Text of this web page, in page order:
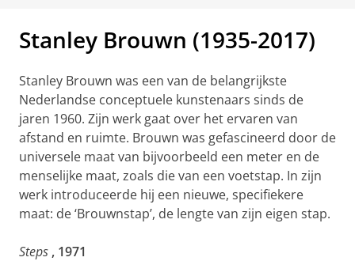
Stanley Brouwn (1935-2017)
Stanley Brouwn was een van de belangrijkste
Nederlandse conceptuele kunstenaars sinds de
jaren 1960. Zijn werk gaat over het ervaren van
afstand en ruimte. Brouwn was gefascineerd door de
universele maat van bijvoorbeeld een meter en de
menselijke maat, zoals die van een voetstap. In zijn
werk introduceerde hij een nieuwe, specifiekere
maat: de ‘Brouwnstap’, de lengte van zijn eigen stap.
Steps , 1971